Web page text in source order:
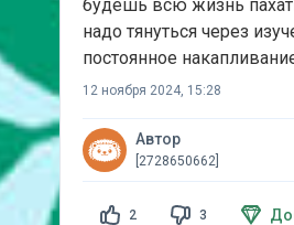
будешь всю жизнь
надо тянуться через
постоянное
12 ноября 2024, 15:28
Автор
[2728650662]
2 3